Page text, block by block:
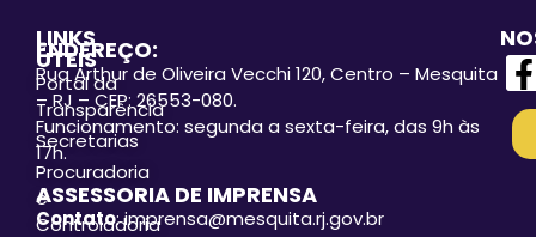
LINKS
ÚTEIS
Portal da
Transparência
Secretarias
Procuradoria
e
Controladoria
ENDEREÇO:
Rua Arthur de Oliveira Vecchi 120, Centro – Mesquita
– RJ – CEP: 26553-080.
Funcionamento: segunda a sexta-feira, das 9h às
17h.
ASSESSORIA DE IMPRENSA
Contato: imprensa@mesquita.rj.gov.br